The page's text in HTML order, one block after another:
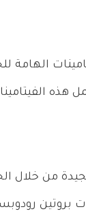
الهامة
من خلال